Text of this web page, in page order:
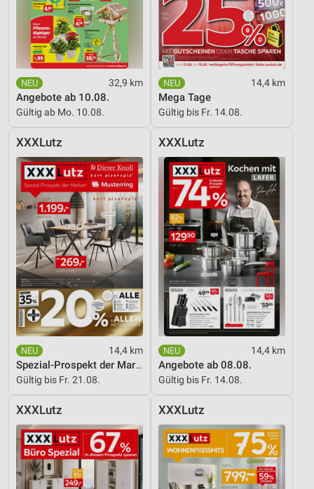
32,9 km
Angebote ab 10.08.
Gültig ab Mo. 10.08.
14,4 km
Mega Tage
Gültig bis Fr. 14.08.
XXXLutz
14,4 km
Spezial-Prospekt der Marken
Gültig bis Fr. 21.08.
XXXLutz
14,4 km
Angebote ab 08.08.
Gültig bis Fr. 14.08.
XXXLutz XXXLutz